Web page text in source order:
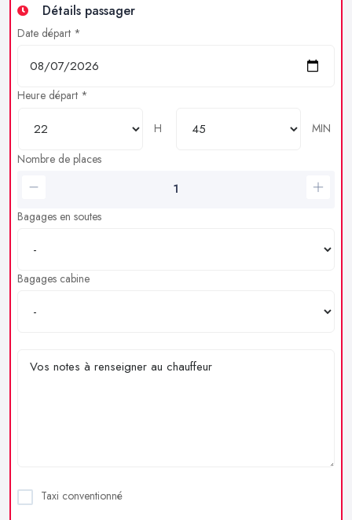
Détails passager
Date départ *
Heure départ *
H
MIN
Nombre de places
Bagages en soutes
Bagages cabine
Taxi conventionné